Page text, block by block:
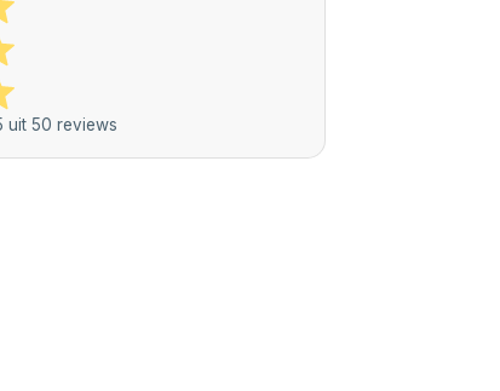
uit 50 reviews